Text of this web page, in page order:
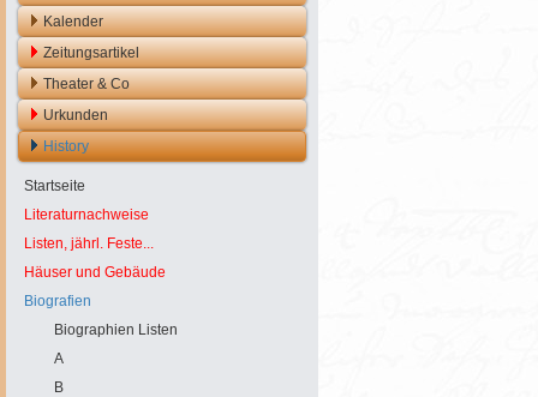
Kalender
Zeitungsartikel
Theater & Co
Urkunden
History
Startseite
Literaturnachweise
Listen, jährl. Feste...
Häuser und Gebäude
Biografien
Biographien Listen
A
B